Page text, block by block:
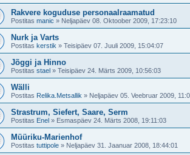
Rakvere koguduse personaalraamatud
Postitas manic » Neljapäev 08. Oktoober 2009, 17:23:10
Nurk ja Varts
Postitas kerstik » Teisipäev 07. Juuli 2009, 15:04:07
Jõggi ja Hinno
Postitas stael » Teisipäev 24. Märts 2009, 10:56:03
Wälli
Postitas Relika.Metsallik » Neljapäev 05. Veebruar 2009,
Strastrum, Siefert, Saare, Serm
Postitas Enel » Esmaspäev 24. Märts 2008, 19:11:03
Müüriku-Marienhof
Postitas tuttipole » Neljapäev 31. Jaanuar 2008, 18:44:01